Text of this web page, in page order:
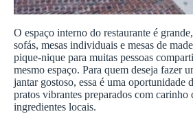
O espaço interno do restaurante é
sofás, mesas individuais e mesas de
pique-nique para muitas pessoas
mesmo espaço. Para quem deseja fazer
jantar gostoso, essa é uma oportunidade
pratos vibrantes preparados com carinho
ingredientes locais.